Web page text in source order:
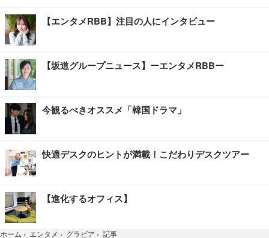
【エンタメRBB】注目の人にインタビュー
【坂道グループニュース】ーエンタメRBBー
今観るべきオススメ「韓国ドラマ」
快適デスクのヒントが満載！こだわりデスクツアー
【進化するオフィス】
ホーム › エンタメ › グラビア › 記事